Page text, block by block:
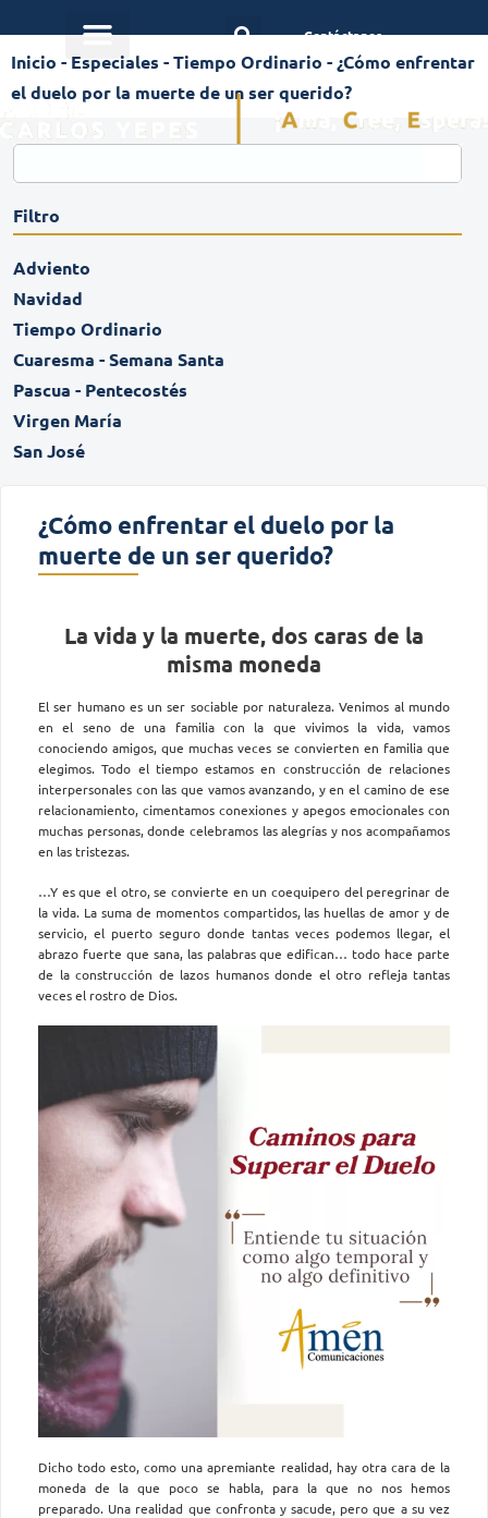
Contáctanos
Inicio - Especiales -Tiempo Ordinario - ¿Cómo enfrentar
el duelo por la muerte de un ser querido?
Filtro
Adviento
Navidad
Tiempo Ordinario
Cuaresma - Semana Santa
Pascua - Pentecostés
Virgen María
San José
¿Cómo enfrentar el duelo por la
muerte de un ser querido?
La vida y la muerte, dos caras de la
misma moneda
El ser humano es un ser sociable por naturaleza. Venimos al mundo
en el seno de una familia con la que vivimos la vida, vamos
conociendo amigos, que muchas veces se convierten en familia que
elegimos. Todo el tiempo estamos en construcción de relaciones
interpersonales con las que vamos avanzando, y en el camino de ese
relacionamiento, cimentamos conexiones y apegos emocionales con
muchas personas, donde celebramos las alegrías y nos acompañamos
en las tristezas.
…Y es que el otro, se convierte en un coequipero del peregrinar de
la vida. La suma de momentos compartidos, las huellas de amor y de
servicio, el puerto seguro donde tantas veces podemos llegar, el
abrazo fuerte que sana, las palabras que edifican… todo hace parte
de la construcción de lazos humanos donde el otro refleja tantas
veces el rostro de Dios.
Dicho todo esto, como una apremiante realidad, hay otra cara de la
moneda de la que poco se habla, para la que no nos hemos
preparado. Una realidad que confronta y sacude, pero que a su vez